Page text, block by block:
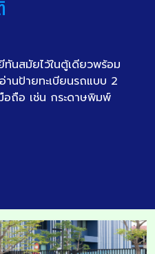
ทันสมัยไว้ในตู้เดียวพร้อม
นป้ายทะเบียนรถแบบ 2
อถือ เช่น กระดาษพิมพ์